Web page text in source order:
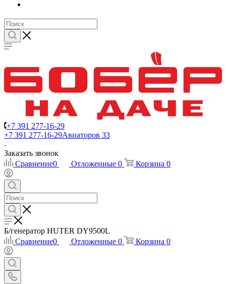
+7 391 277-16-29
+7 391 277-16-29Авиаторов 33
Заказать звонок
Сравнение0 Отложенные 0 Корзина 0
Б/генератор HUTER DY9500L
Сравнение0 Отложенные 0 Корзина 0